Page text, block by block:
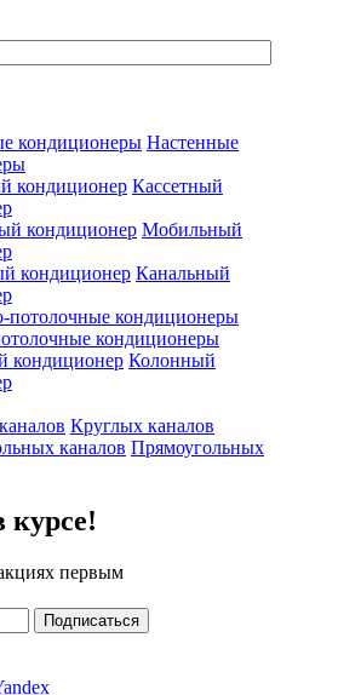
Настенные
Кассетный
Мобильный
Канальный
кондиционеры
Колонный
Круглых каналов
Прямоугольных
курсе!
первым